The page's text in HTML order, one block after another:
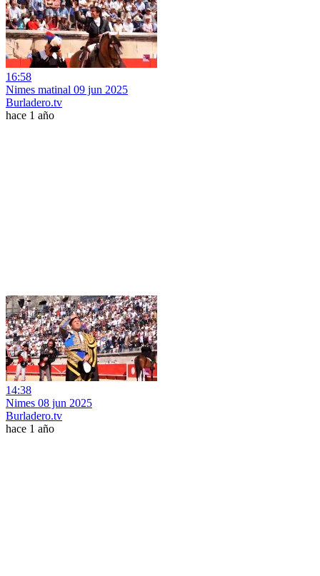
16:58
Nimes matinal 09 jun 2025
Burladero.tv
hace 1 año
14:38
Nimes 08 jun 2025
Burladero.tv
hace 1 año